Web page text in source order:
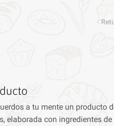
a tu mente un producto
elaborada con ingredientes